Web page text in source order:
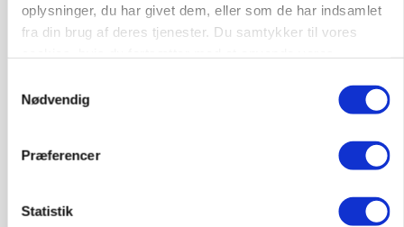
oplysninger, du har givet dem, eller som de har indsamlet
fra din brug af deres tjenester. Du samtykker til vores
Nødvendig
Præferencer
Statistik
KVÆG
Før såmaskinen kører: Her er efterårets største
skadedyrsrisici